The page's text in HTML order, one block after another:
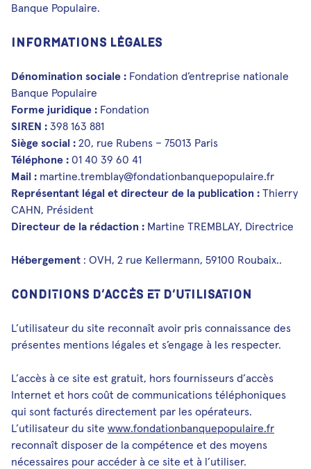
Médias et publications
Newsletters
Facebook
Instagram
Linkedin
Youtube
SoundCloud
Banque Populaire.
Informations légales
Dénomination sociale : Fondation d’entreprise nationale
Banque Populaire
Forme juridique : Fondation
SIREN : 398 163 881
Siège social : 20, rue Rubens – 75013 Paris
Téléphone : 01 40 39 60 41
Mail : martine.tremblay@fondationbanquepopulaire.fr
Représentant légal et directeur de la publication : Thierry
CAHN, Président
Directeur de la rédaction : Martine TREMBLAY, Directrice
Hébergement : OVH, 2 rue Kellermann, 59100 Roubaix..
CONDITIONS D’ACCÈS ET D’UTILISATION
L’utilisateur du site reconnaît avoir pris connaissance des
présentes mentions légales et s’engage à les respecter.
L’accès à ce site est gratuit, hors fournisseurs d’accès
Internet et hors coût de communications téléphoniques
qui sont facturés directement par les opérateurs.
L’utilisateur du site www.fondationbanquepopulaire.fr
reconnaît disposer de la compétence et des moyens
nécessaires pour accéder à ce site et à l’utiliser.